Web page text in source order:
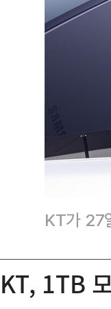
KT가 27
KT, 1TB